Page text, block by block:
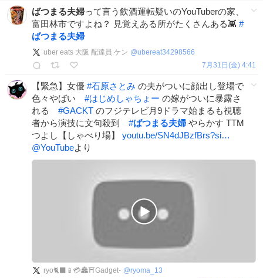
ばつまる夫婦って言う飲酒運転疑いのYouTuberの家、
富田林市ですよね？ 見覚えある所がたくさんある👾 #
ばつまる夫婦
uber eats 大阪 配達員 ケン @ubereat34298566
7月31日(金) 4:41
【緊急】女優 #石原さとみ の夫がついに顔出し登場で
色々やばい #はじめしゃちょー の嫁がついに暴露さ
れる #GACKT のフジテレビ月9ドラマ始まるも視聴
者から演技に文句殺到 #ばつまる夫婦 やらかす TTM
つよし【しゃべり場】 youtu.be/SN4dJBzfBrs?si…
@YouTubeより
ryo🐈‍⬛📱💳🏯⛩️Gadget- @ryoma_13